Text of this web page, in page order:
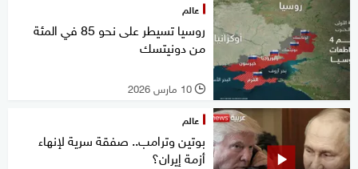
عالم
روسيا تسيطر على نحو 85 في المئة
من دونيتسك
l 10 مارس 2026
عالم
بوتين وترامب.. صفقة سرية لإنهاء
أزمة إيران؟